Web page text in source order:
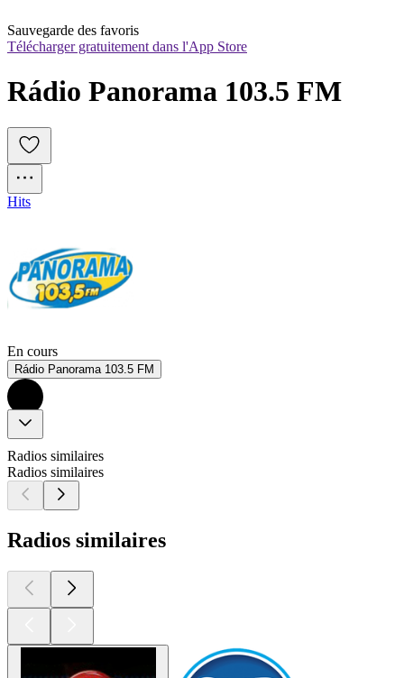
Sauvegarde des favoris
Télécharger gratuitement dans l'App Store
Rádio Panorama 103.5 FM
Hits
En cours
Rádio Panorama 103.5 FM
Radios similaires
Radios similaires
Radios similaires